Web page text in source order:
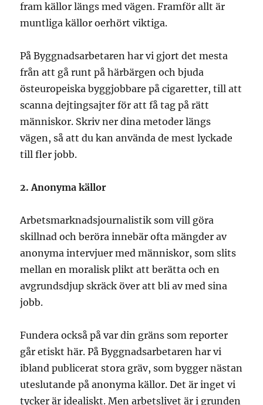
fram källor längs med vägen. Framför allt är
muntliga källor oerhört viktiga.
På Byggnadsarbetaren har vi gjort det mesta
från att gå runt på härbärgen och bjuda
östeuropeiska byggjobbare på cigaretter, till att
scanna dejtingsajter för att få tag på rätt
människor. Skriv ner dina metoder längs
vägen, så att du kan använda de mest lyckade
till fler jobb.
2. Anonyma källor
Arbetsmarknadsjournalistik som vill göra
skillnad och beröra innebär ofta mängder av
anonyma intervjuer med människor, som slits
mellan en moralisk plikt att berätta och en
avgrundsdjup skräck över att bli av med sina
jobb.
Fundera också på var din gräns som reporter
går etiskt här. På Byggnadsarbetaren har vi
ibland publicerat stora gräv, som bygger nästan
uteslutande på anonyma källor. Det är inget vi
tycker är idealiskt. Men arbetslivet är i grunden